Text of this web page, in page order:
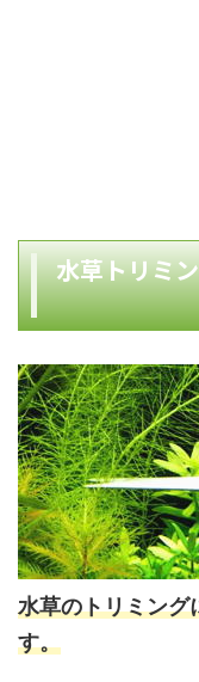
水草トリミ
水草のトリミング
す。